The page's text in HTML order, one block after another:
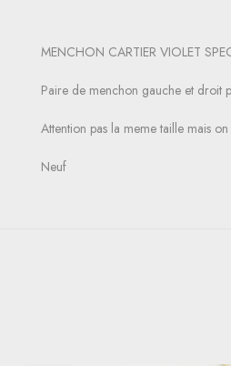
MENCHON CARTIER VIOLET
Paire de menchon gauche et droit
Attention pas la meme taille mais
Neuf